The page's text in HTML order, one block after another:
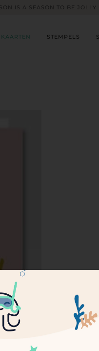
IS A SEASON TO BE
KAARTEN STEMPELS